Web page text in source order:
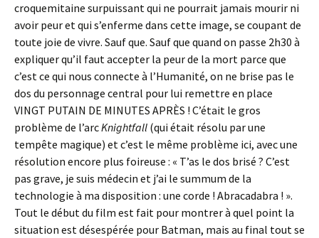
croquemitaine surpuissant qui ne pourrait jamais mourir ni
avoir peur et qui s’enferme dans cette image, se coupant de
toute joie de vivre. Sauf que. Sauf que quand on passe 2h30 à
expliquer qu’il faut accepter la peur de la mort parce que
c’est ce qui nous connecte à l’Humanité, on ne brise pas le
dos du personnage central pour lui remettre en place
VINGT PUTAIN DE MINUTES APRÈS ! C’était le gros
problème de l’arcKnightfall (qui était résolu par une
tempête magique) et c’est le même problème ici, avec une
résolution encore plus foireuse : « T’as le dos brisé ? C’est
pas grave, je suis médecin et j’ai le summum de la
technologie à ma disposition : une corde ! Abracadabra ! ».
Tout le début du film est fait pour montrer à quel point la
situation est désespérée pour Batman, mais au final tout se